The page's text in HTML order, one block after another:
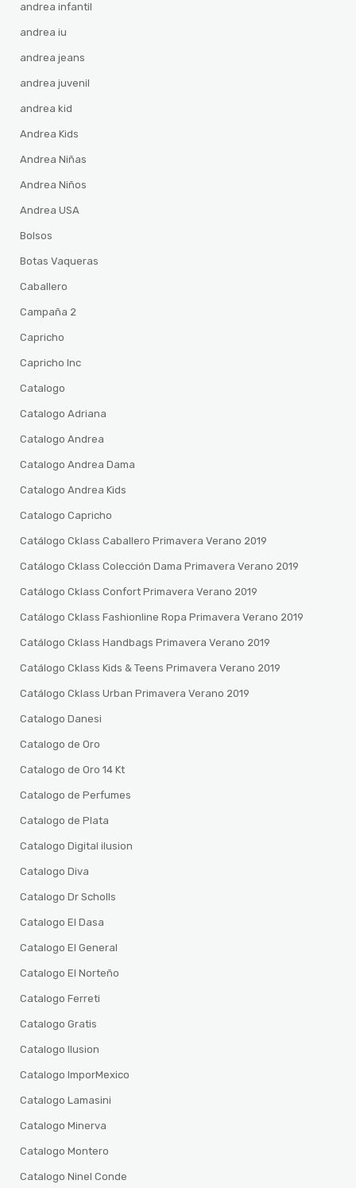
andrea infantil
andrea iu
andrea jeans
andrea juvenil
andrea kid
Andrea Kids
Andrea Niñas
Andrea Niños
Andrea USA
Bolsos
Botas Vaqueras
Caballero
Campaña 2
Capricho
Capricho Inc
Catalogo
Catalogo Adriana
Catalogo Andrea
Catalogo Andrea Dama
Catalogo Andrea Kids
Catalogo Capricho
Catálogo Cklass Caballero Primavera Verano 2019
Catálogo Cklass Colección Dama Primavera Verano 2019
Catálogo Cklass Confort Primavera Verano 2019
Catálogo Cklass Fashionline Ropa Primavera Verano 2019
Catálogo Cklass Handbags Primavera Verano 2019
Catálogo Cklass Kids & Teens Primavera Verano 2019
Catálogo Cklass Urban Primavera Verano 2019
Catalogo Danesi
Catalogo de Oro
Catalogo de Oro 14 Kt
Catalogo de Perfumes
Catalogo de Plata
Catalogo Digital ilusion
Catalogo Diva
Catalogo Dr Scholls
Catalogo El Dasa
Catalogo El General
Catalogo El Norteño
Catalogo Ferreti
Catalogo Gratis
Catalogo Ilusion
Catalogo ImporMexico
Catalogo Lamasini
Catalogo Minerva
Catalogo Montero
Catalogo Ninel Conde